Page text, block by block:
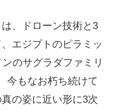
、ドローン技術と3
エジプトのピラミッ
のサグラダファミリ
今もなお朽ち続けて
の姿に近い形に3次